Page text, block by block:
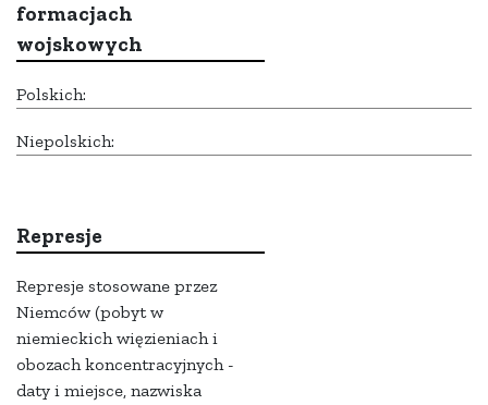
formacjach
wojskowych
Polskich:
Niepolskich:
Represje
Represje stosowane przez
Niemców (pobyt w
niemieckich więzieniach i
obozach koncentracyjnych -
daty i miejsce, nazwiska